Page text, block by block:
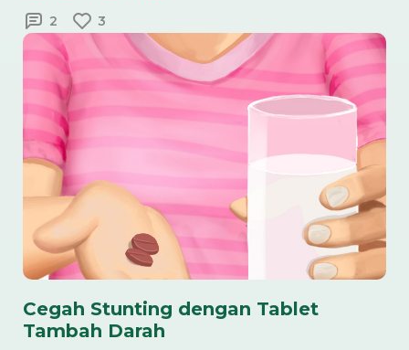
2 3
Cegah Stunting dengan Tablet
Tambah Darah